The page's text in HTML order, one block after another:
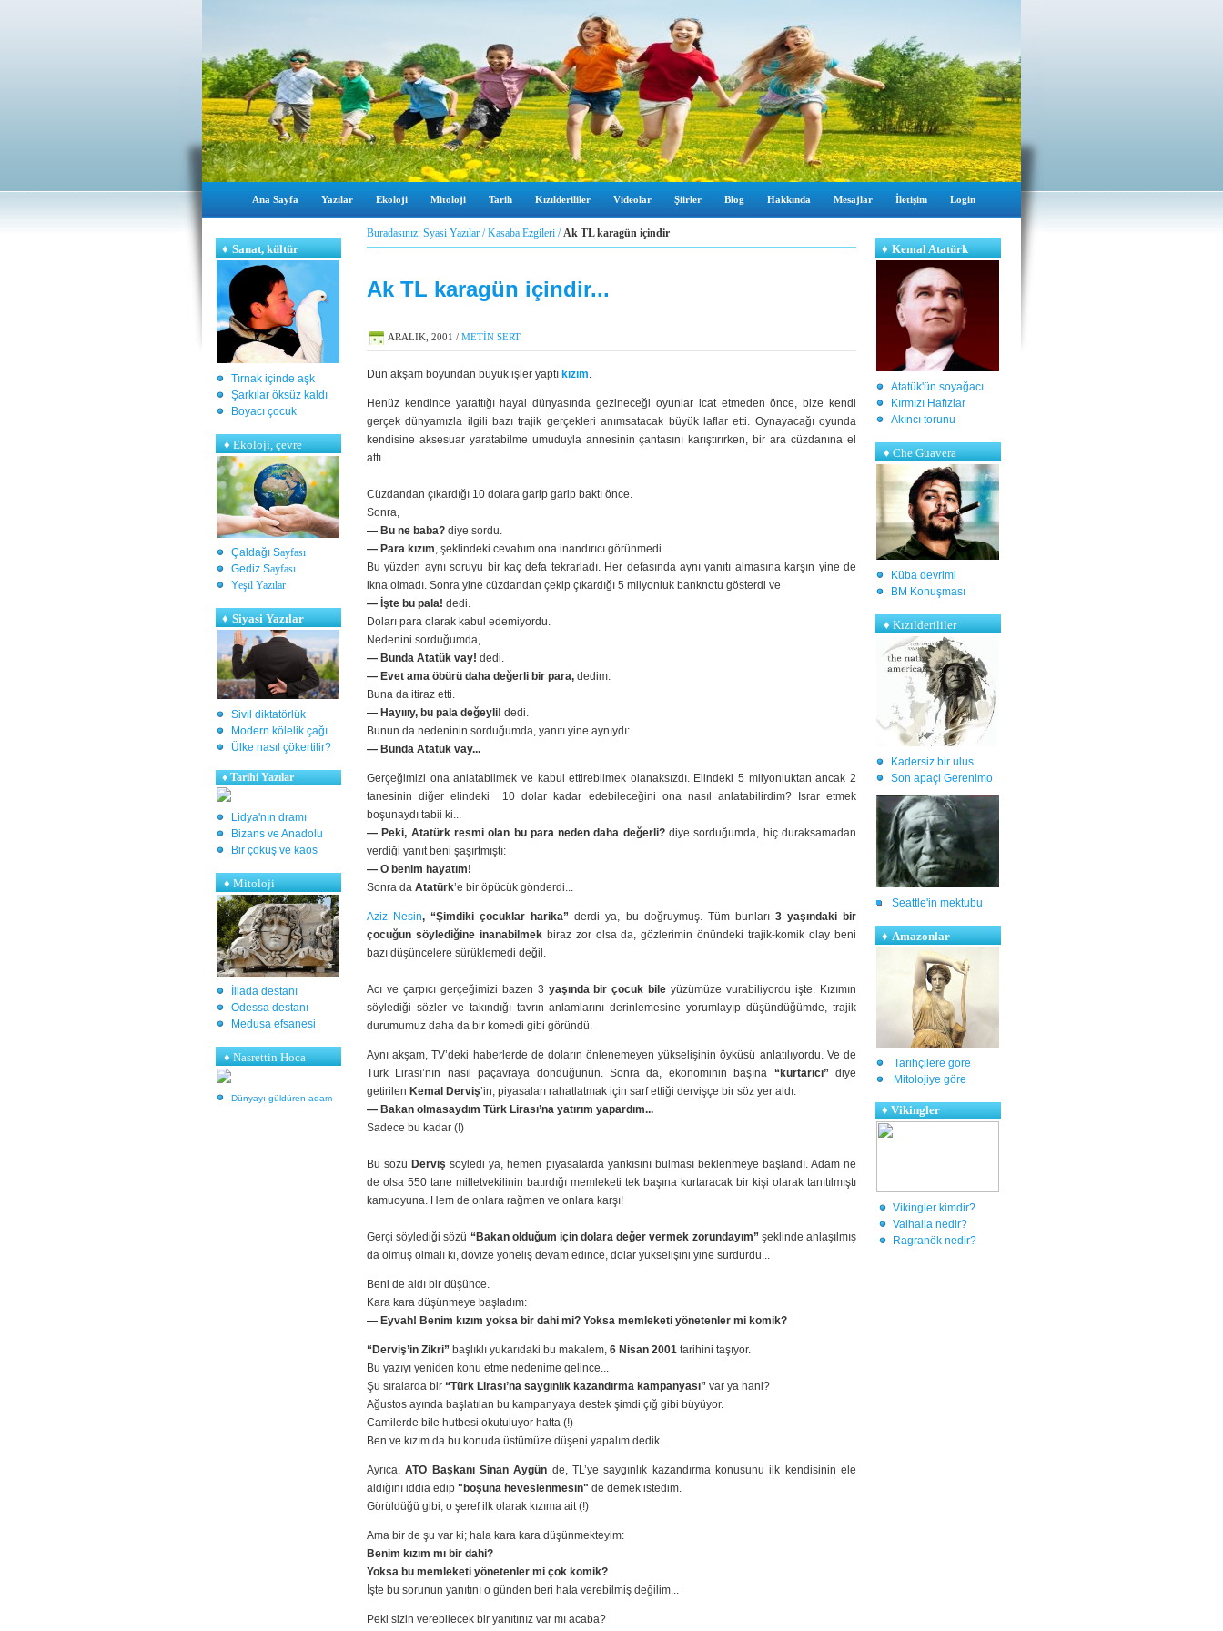
Ana Sayfa Yazılar Ekoloji Mitoloji Tarih Kızılderililer Videolar Şiirler Blog Hakkında Mesajlar İletişim Login
♦ Sanat, kültür
Tırnak içinde aşk
Şarkılar öksüz kaldı
Boyacı çocuk
♦Ekoloji, çevre
Çaldağı Sayfası
Gediz Sayfası
Yeşil Yazılar
♦ Siyasi Yazılar
Sivil diktatörlük
Modern kölelik çağı
Ülke nasıl çökertilir?
♦ Tarihi Yazılar
Lidya'nın dramı
Bizans ve Anadolu
Bir çöküş ve kaos
♦Mitoloji
İliada destanı
Odessa destanı
Medusa efsanesi
♦ Nasrettin Hoca
Dünyayı güldüren adam
Buradasınız: Syasi Yazılar /Kasaba Ezgileri /Ak TL karagün içindir
Ak TL karagün içindir...
ARALIK, 2001 / METİN SERT
Dün akşam boyundan büyük işler yaptı kızım.
Henüz kendince yarattığı hayal dünyasında gezineceği oyunlar icat etmeden önce, bize kendi
gerçek dünyamızla ilgili bazı trajik gerçekleri anımsatacak büyük laflar etti. Oynayacağı oyunda
kendisine aksesuar yaratabilme umuduyla annesinin çantasını karıştırırken, bir ara cüzdanına el
attı.
Cüzdandan çıkardığı 10 dolara garip garip baktı önce.
Sonra,
— Bu ne baba? diye sordu.
— Para kızım, şeklindeki cevabım ona inandırıcı görünmedi.
Bu yüzden aynı soruyu bir kaç defa tekrarladı. Her defasında aynı yanıtı almasına karşın yine de
ikna olmadı. Sonra yine cüzdandan çekip çıkardığı 5 milyonluk banknotu gösterdi ve
— İşte bu pala! dedi.
Doları para olarak kabul edemiyordu.
Nedenini sorduğumda,
— Bunda Atatük vay! dedi.
— Evet ama öbürü daha değerli bir para, dedim.
Buna da itiraz etti.
— Hayıııy, bu pala değeyli! dedi.
Bunun da nedeninin sorduğumda, yanıtı yine aynıydı:
— Bunda Atatük vay...
Gerçeğimizi ona anlatabilmek ve kabul ettirebilmek olanaksızdı. Elindeki 5 milyonluktan ancak 2
tanesinin diğer elindeki 10 dolar kadar edebileceğini ona nasıl anlatabilirdim? Israr etmek
boşunaydı tabii ki...
— Peki, Atatürk resmi olan bu para neden daha değerli?diye sorduğumda, hiç duraksamadan
verdiği yanıt beni şaşırtmıştı:
— O benim hayatım!
Sonra da Atatürk’e bir öpücük gönderdi...
Aziz Nesin, “Şimdiki çocuklar harika” derdi ya, bu doğruymuş. Tüm bunları 3 yaşındaki bir
çocuğun söylediğine inanabilmekbiraz zor olsa da, gözlerimin önündeki trajik-komik olay beni
bazı düşüncelere sürüklemedi değil.
Acı ve çarpıcı gerçeğimizi bazen 3 yaşında bir çocuk bile yüzümüze vurabiliyordu işte. Kızımın
söylediği sözler ve takındığı tavrın anlamlarını derinlemesine yorumlayıp düşündüğümde, trajik
durumumuz daha da bir komedi gibi göründü.
Aynı akşam, TV’deki haberlerde de doların önlenemeyen yükselişinin öyküsü anlatılıyordu. Ve de
Türk Lirası’nın nasıl paçavraya döndüğünün. Sonra da, ekonominin başına “kurtarıcı” diye
getirilen Kemal Derviş’in, piyasaları rahatlatmak için sarf ettiği dervişçe bir söz yer aldı:
— Bakan olmasaydım Türk Lirası’na yatırım yapardım...
Sadece bu kadar (!)
Bu sözü Derviş söyledi ya, hemen piyasalarda yankısını bulması beklenmeye başlandı. Adam ne
de olsa 550 tane milletvekilinin batırdığı memleketi tek başına kurtaracak bir kişi olarak tanıtılmıştı
kamuoyuna. Hem de onlara rağmen ve onlara karşı!
Gerçi söylediği sözü “Bakan olduğum için dolara değer vermek zorundayım” şeklinde anlaşılmış
da olmuş olmalı ki, dövize yöneliş devam edince, dolar yükselişini yine sürdürdü...
Beni de aldı bir düşünce.
Kara kara düşünmeye başladım:
— Eyvah! Benim kızım yoksa bir dahi mi? Yoksa memleketi yönetenler mi komik?
“Derviş’in Zikri” başlıklı yukarıdaki bu makalem, 6 Nisan 2001 tarihini taşıyor.
Bu yazıyı yeniden konu etme nedenime gelince...
Şu sıralarda bir “Türk Lirası’na saygınlık kazandırma kampanyası” var ya hani?
Ağustos ayında başlatılan bu kampanyaya destek şimdi çığ gibi büyüyor.
Camilerde bile hutbesi okutuluyor hatta (!)
Ben ve kızım da bu konuda üstümüze düşeni yapalım dedik...
Ayrıca,ATO Başkanı Sinan Aygün de, TL’ye saygınlık kazandırma konusunu ilk kendisinin ele
aldığını iddia edip "boşuna heveslenmesin" de demek istedim.
Görüldüğü gibi, o şeref ilk olarak kızıma ait (!)
Ama bir de şu var ki; hala kara kara düşünmekteyim:
Benim kızım mı bir dahi?
Yoksa bu memleketi yönetenler mi çok komik?
İşte bu sorunun yanıtını o günden beri hala verebilmiş değilim...
Peki sizin verebilecek bir yanıtınız var mı acaba?
♦ Kemal Atatürk
Atatük'ün soyağacı
Kırmızı Hafızlar
Akıncı torunu
♦ Che Guavera
Küba devrimi
BM Konuşması
♦ Kızılderililer
Kadersiz bir ulus
Son apaçi Gerenimo
Seattle'in mektubu
♦ Amazonlar
Tarihçilere göre
Mitolojiye göre
♦ Vikingler
Vikingler kimdir?
Valhalla nedir?
Ragranök nedir?